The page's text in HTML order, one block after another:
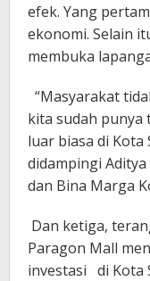
efek. Yang
ekonomi. Selain
membuka
“Masyarakat
kita sudah
luar biasa di Kota
didampingi Aditya
dan Bina Marga
Dan ketiga,
Paragon Mall
investasi di Kota